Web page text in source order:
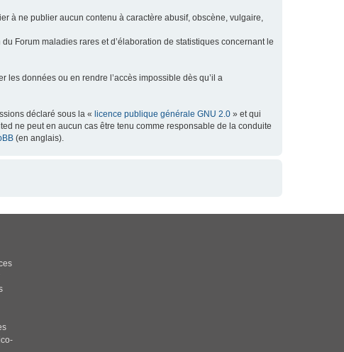
à ne publier aucun contenu à caractère abusif, obscène, vulgaire,
Forum maladies rares et d’élaboration de statistiques concernant le
données ou en rendre l’accès impossible dès qu’il a
déclaré sous la « licence publique générale GNU 2.0 » et qui
ne peut en aucun cas être tenu comme responsable de la conduite
(en anglais).